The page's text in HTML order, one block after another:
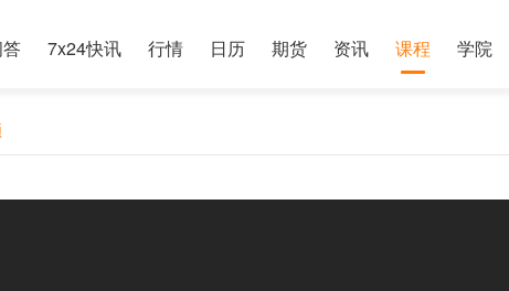
7x24快讯 行情 日历 期货 资讯 课程 学院